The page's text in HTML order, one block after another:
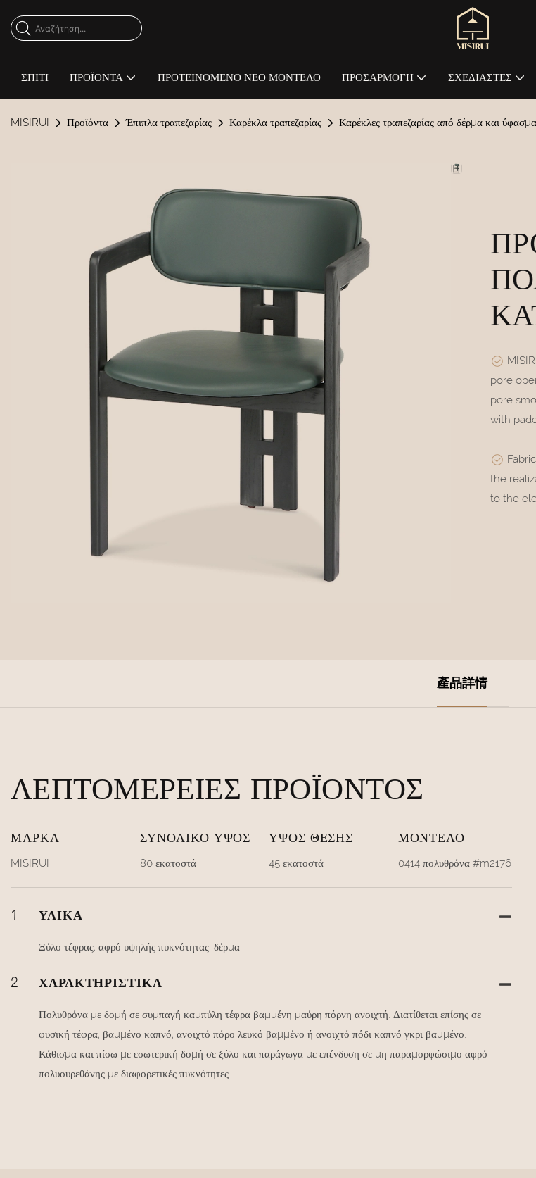
ΣΠΊΤΙ ΠΡΟΪΌΝΤΑ ΠΡΟΤΕΙΝΌΜΕΝΟ ΝΈΟ ΜΟΝΤΈΛΟ ΠΡΟΣΑΡΜΟΓΉ ΣΧΕΔΙΑΣΤΈΣ
MISIRUI Προϊόντα Έπιπλα τραπεζαρίας Καρέκλα τραπεζαρίας Καρέκλες τραπεζαρίας από δέρμα και ύφασμα
pore
pore
with
the
to the
產品詳情
ΛΕΠΤΟΜΈΡΕΙΕΣ ΠΡΟΪΌΝΤΟΣ
ΜΆΡΚΑ
MISIRUI
ΣΥΝΟΛΙΚΌ ΎΨΟΣ
80 εκατοστά
ΎΨΟΣ ΘΈΣΗΣ
45 εκατοστά
ΜΟΝΤΈΛΟ
0414 πολυθρόνα #m2176
1 ΥΛΙΚΆ
Ξύλο τέφρας, αφρό υψηλής πυκνότητας, δέρμα
2 ΧΑΡΑΚΤΗΡΙΣΤΙΚΆ
Πολυθρόνα με δομή σε συμπαγή καμπύλη τέφρα βαμμένη μαύρη πόρνη ανοιχτή. Διατίθεται επίσης σε
φυσική τέφρα, βαμμένο καπνό, ανοιχτό πόρο λευκό βαμμένο ή ανοιχτό πόδι καπνό γκρι βαμμένο.
Κάθισμα και πίσω με εσωτερική δομή σε ξύλο και παράγωγα με επένδυση σε μη παραμορφώσιμο αφρό
πολυουρεθάνης με διαφορετικές πυκνότητες